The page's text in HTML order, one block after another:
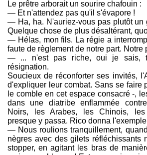
Le prêtre arborait un sourire chafouin :
— Et n'attendez pas qu'il s'évapore !
— Ha, ha. N'auriez-vous pas plutôt un
Quelque chose de plus désaltérant,
— Hélas, mon fils. La régie a
faute de règlement de notre part. Notre
— ... n'est pas riche, oui je sais,
résignation.
Soucieux de réconforter ses invités,
d'expliquer leur combat. Sans se faire
le comble en cet espace consacré -,
dans une diatribe enflammée
Noirs, les Arabes, les Chinois,
presque y passa. Rico donna
— Nous roulions tranquillement,
nègres avec des gilets réfléchissants
stopper, en agitant les bras de